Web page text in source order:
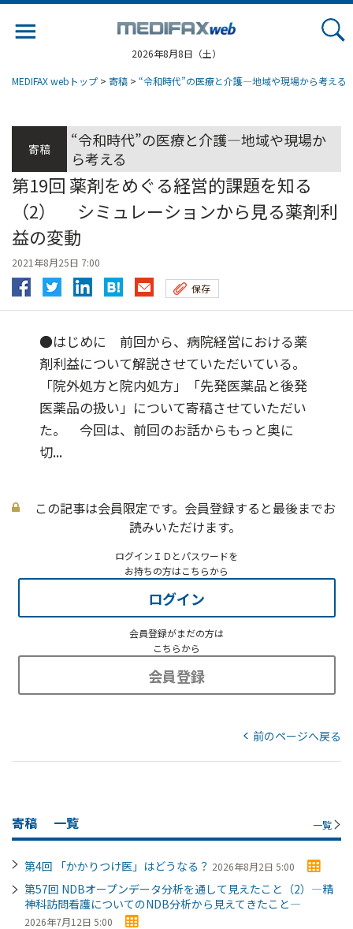
2026年8月8日（土）
MEDIFAX webトップ > 寄稿 > “令和時代”の医療と介護―地域や現場から考える
寄稿
“令和時代”の医療と介護―地域や現場か
ら考える
第19回 薬剤をめぐる経営的課題を知る
（2） シミュレーションから見る薬剤利
益の変動
2021年8月25日 7:00
保存
●はじめに 前回から、病院経営における薬
剤利益について解説させていただいている。
「院外処方と院内処方」「先発医薬品と後発
医薬品の扱い」について寄稿させていただい
た。 今回は、前回のお話からもっと奥に
切...
この記事は会員限定です。会員登録すると最後までお
読みいただけます。
ログインＩＤとパスワードを
お持ちの方はこちらから
ログイン
会員登録がまだの方は
こちらから
会員登録
前のページへ戻る
寄稿 一覧 一覧
第4回 「かかりつけ医」はどうなる？ 2026年8月2日 5:00
第57回 NDBオープンデータ分析を通して見えたこと（2）―精
神科訪問看護についてのNDB分析から見えてきたこと―
2026年7月12日 5:00